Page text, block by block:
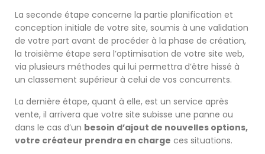
La seconde étape concerne la partie planification et
conception initiale de votre site, soumis à une validation
de votre part avant de procéder à la phase de création,
la troisième étape sera l’optimisation de votre site web,
via plusieurs méthodes qui lui permettra d’être hissé à
un classement supérieur à celui de vos concurrents.
La dernière étape, quant à elle, est un service après
vente, il arrivera que votre site subisse une panne ou
dans le cas d’un besoin d’ajout de nouvelles options,
votre créateur prendra en charge ces situations.